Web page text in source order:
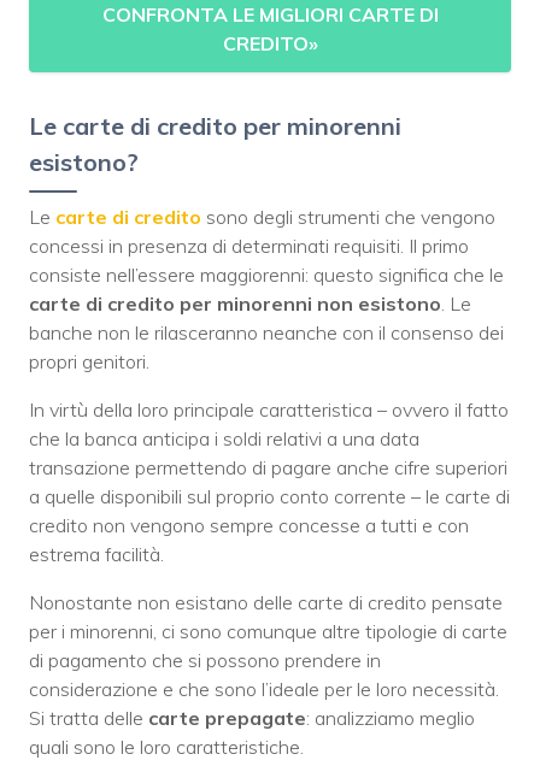
CONFRONTA LE MIGLIORI CARTE DI
CREDITO»
Le carte di credito per minorenni
esistono?
Le carte di credito sono degli strumenti che vengono
concessi in presenza di determinati requisiti. Il primo
consiste nell’essere maggiorenni: questo significa che le
carte di credito per minorenni non esistono . Le
banche non le rilasceranno neanche con il consenso dei
propri genitori.
In virtù della loro principale caratteristica – ovvero il fatto
che la banca anticipa i soldi relativi a una data
transazione permettendo di pagare anche cifre superiori
a quelle disponibili sul proprio conto corrente – le carte di
credito non vengono sempre concesse a tutti e con
estrema facilità.
Nonostante non esistano delle carte di credito pensate
per i minorenni, ci sono comunque altre tipologie di carte
di pagamento che si possono prendere in
considerazione e che sono l’ideale per le loro necessità.
Si tratta delle carte prepagate: analizziamo meglio
quali sono le loro caratteristiche.